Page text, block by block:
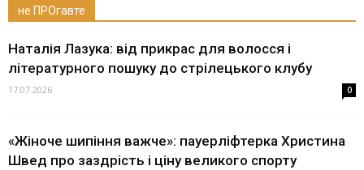
не ПРОгавте
Наталія Лазука: від прикрас для волосся і
літературного пошуку до стрілецького клубу
17.07.2026 0
«Жіноче шипіння важче»: пауерліфтерка Христина
Швед про заздрість і ціну великого спорту